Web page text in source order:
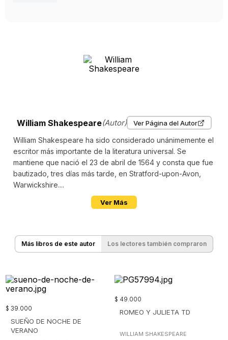
William Shakespeare(Autor) Ver Página del Autor
William Shakespeare ha sido considerado unánimemente el
escritor más importante de la literatura universal. Se
mantiene que nació el 23 de abril de 1564 y consta que fue
bautizado, tres días más tarde, en Stratford-upon-Avon,
Warwickshire....
Ver Más
Más libros de este autor Los lectores también compraron
$ 39.000
SUEÑO DE NOCHE DE
VERANO
$ 49.000
ROMEO Y JULIETA TD
WILLIAM SHAKESPEARE